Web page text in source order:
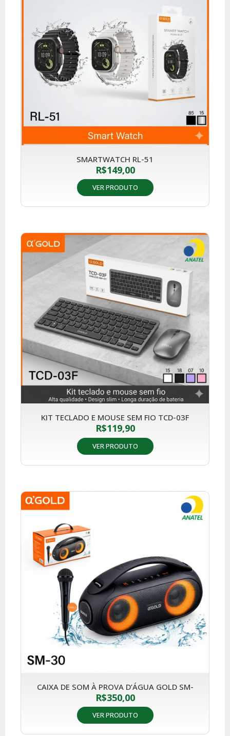
SMARTWATCH RL-51
R$149,00
VER PRODUTO
KIT TECLADO E MOUSE SEM FIO TCD-03F
R$119,90
VER PRODUTO
CAIXA DE SOM À PROVA D’ÁGUA GOLD SM-
R$350,00
VER PRODUTO